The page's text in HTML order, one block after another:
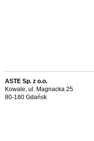
ASTE Sp. z o.o.
Kowale, ul. Magnacka 25
80-180 Gdańsk